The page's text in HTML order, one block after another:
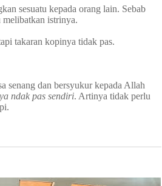
sesuatu kepada orang lain. Sebab
istrinya.
takaran kopinya tidak pas.
senang dan bersyukur kepada Allah
ndak pas sendiri. Artinya tidak perlu